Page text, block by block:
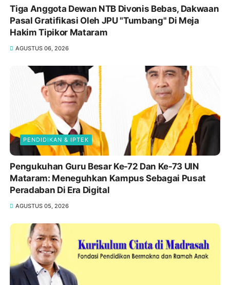
Tiga Anggota Dewan NTB Divonis Bebas, Dakwaan
Pasal Gratifikasi Oleh JPU "Tumbang" Di Meja
Hakim Tipikor Mataram
AGUSTUS 06, 2026
PENDIDIKAN & IPTEK
Pengukuhan Guru Besar Ke-72 Dan Ke-73 UIN
Mataram: Meneguhkan Kampus Sebagai Pusat
Peradaban Di Era Digital
AGUSTUS 05, 2026